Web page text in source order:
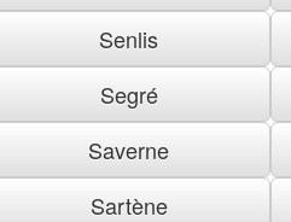
Senlis
Segré
Saverne
Sartène